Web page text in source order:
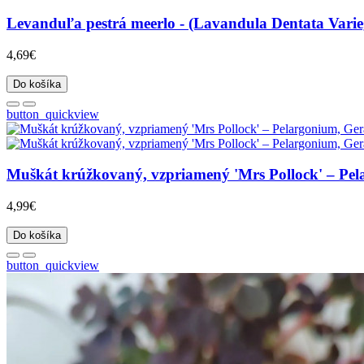
Levanduľa pestrá meerlo - (Lavandula Dentata
4,69€
Do košíka
button_quickview
Muškát krúžkovaný, vzpriamený 'Mrs Pollock' –
4,99€
Do košíka
button_quickview